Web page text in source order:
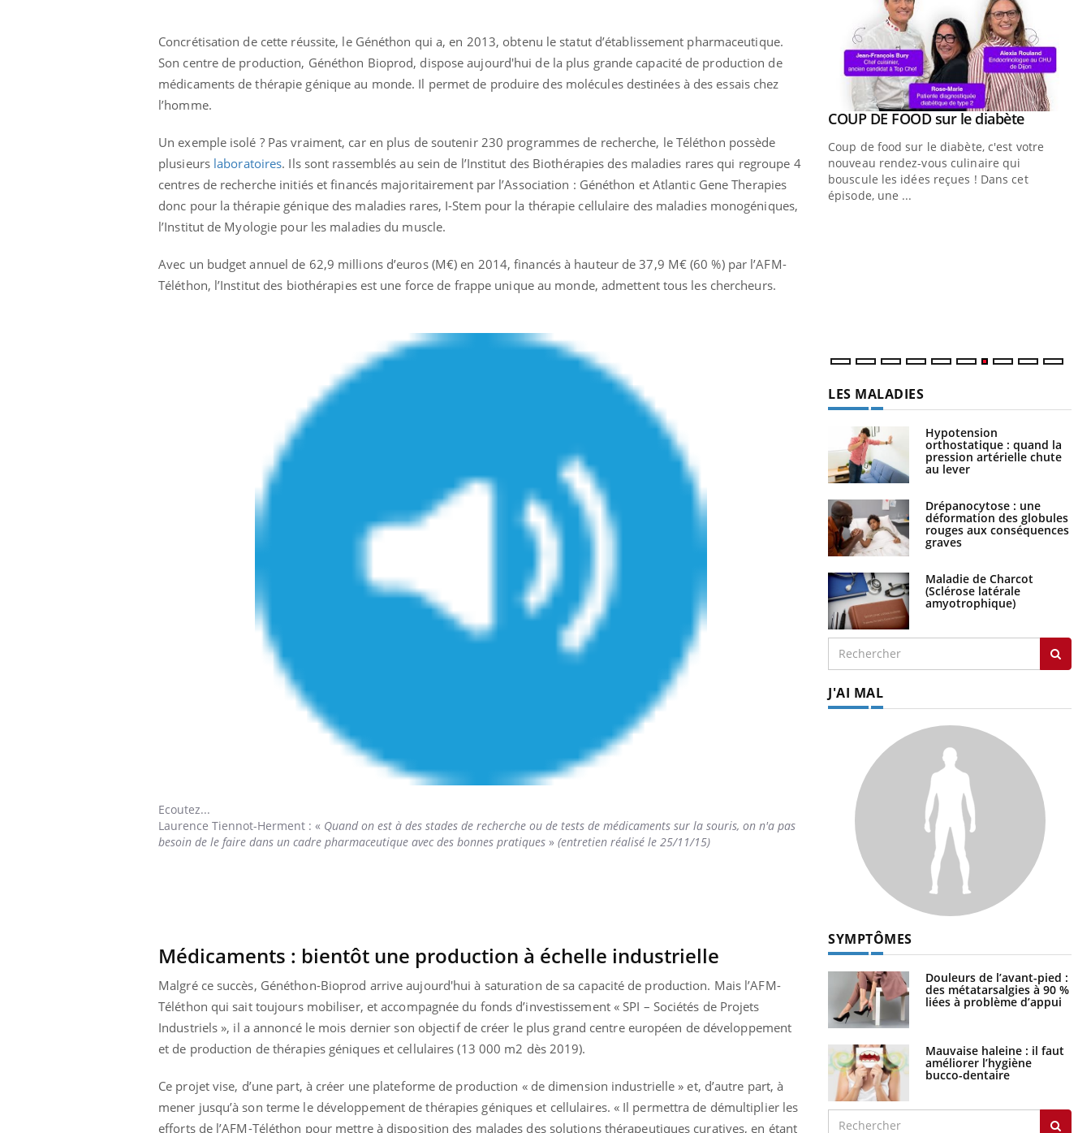
Concrétisation de cette réussite, le Généthon qui a, en 2013, obtenu le statut d’établissement pharmaceutique.
Son centre de production, Généthon Bioprod, dispose aujourd'hui de la plus grande capacité de production de
médicaments de thérapie génique au monde. Il permet de produire des molécules destinées à des essais chez
l’homme.
Un exemple isolé ? Pas vraiment, car en plus de soutenir 230 programmes de recherche, le Téléthon possède
plusieurs laboratoires. Ils sont rassemblés au sein de l’Institut des Biothérapies des maladies rares qui regroupe 4
centres de recherche initiés et financés majoritairement par l’Association : Généthon et Atlantic Gene Therapies
donc pour la thérapie génique des maladies rares, I-Stem pour la thérapie cellulaire des maladies monogéniques,
l’Institut de Myologie pour les maladies du muscle.
Avec un budget annuel de 62,9 millions d’euros (M€) en 2014, financés à hauteur de 37,9 M€ (60 %) par l’AFM-
Téléthon, l’Institut des biothérapies est une force de frappe unique au monde, admettent tous les chercheurs.
Ecoutez...
Laurence Tiennot-Herment : « Quand on est à des stades de recherche ou de tests de médicaments sur la souris, on n'a pas
besoin de le faire dans un cadre pharmaceutique avec des bonnes pratiques » (entretien réalisé le 25/11/15)
Médicaments : bientôt une production à échelle industrielle
Malgré ce succès, Généthon-Bioprod arrive aujourd'hui à saturation de sa capacité de production. Mais l’AFM-
Téléthon qui sait toujours mobiliser, et accompagnée du fonds d’investissement « SPI – Sociétés de Projets
Industriels », il a annoncé le mois dernier son objectif de créer le plus grand centre européen de développement
et de production de thérapies géniques et cellulaires (13 000 m2 dès 2019).
Ce projet vise, d’une part, à créer une plateforme de production « de dimension industrielle » et, d’autre part, à
mener jusqu’à son terme le développement de thérapies géniques et cellulaires. « Il permettra de démultiplier les
efforts de l’AFM-Téléthon pour mettre à disposition des malades des solutions thérapeutiques curatives, en étant
préparer pour l’été ! Youtube
L'été arrive… et avec lui, un tout nouveau
rythme de vie ! Vacances, plage, piscine,
Le Ramadan approche, et, pour de
nombreuses personnes atteintes de
diabète, c'est une période de questions, de
défis, mais ...
faciliter l’accès à la médecine
préventiveYoutube
Un établissement lié à un groupe
mutualiste innove en matière de bilan de
santé : l'utilisation d'un « jumeau
Youtube
COUP DE FOOD sur le diabèteYoutube
Coup de food sur le diabète, c'est votre
nouveau rendez-vous culinaire qui
bouscule les idées reçues ! Dans cet
épisode, une ...
LES MALADIES
Hypotension
orthostatique : quand la
pression artérielle chute
au lever
Drépanocytose : une
déformation des globules
rouges aux conséquences
graves
Maladie de Charcot
(Sclérose latérale
amyotrophique)
J'AI MAL
SYMPTÔMES
Douleurs de l’avant-pied :
des métatarsalgies à 90 %
liées à problème d’appui
Mauvaise haleine : il faut
améliorer l’hygiène
bucco-dentaire